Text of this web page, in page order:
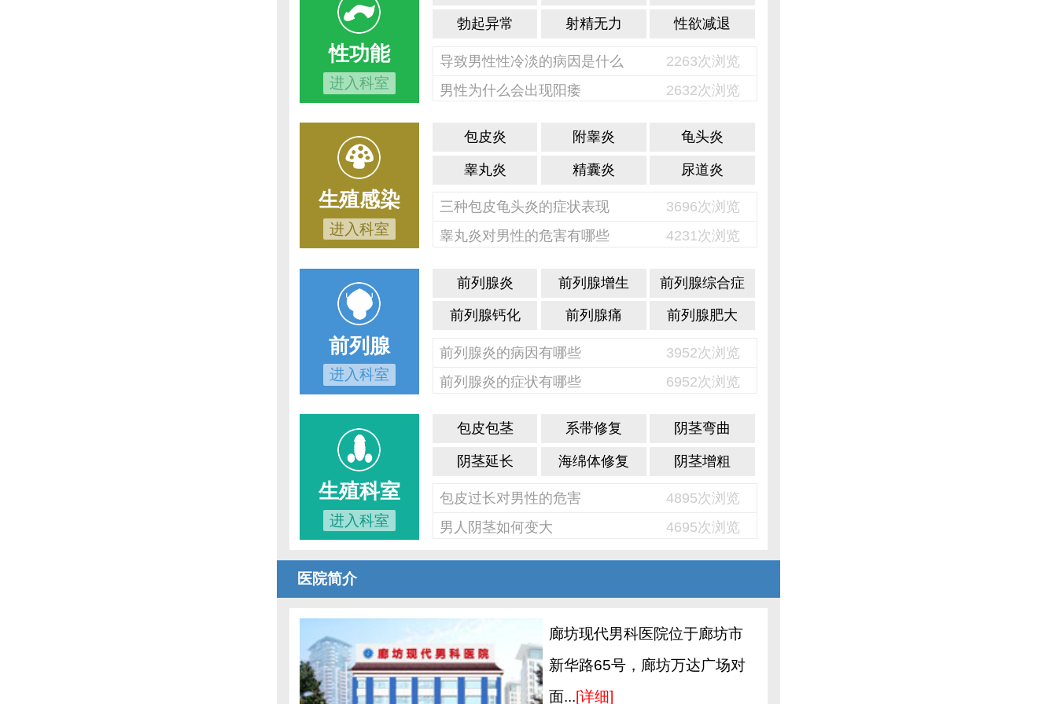
性功能
进入科室
勃起异常 射精无力 性欲减退
导致男性性冷淡的病因是什么
2263次浏览
男性为什么会出现阳痿
2632次浏览
生殖感染
进入科室
包皮炎 附睾炎 龟头炎
睾丸炎 精囊炎 尿道炎
三种包皮龟头炎的症状表现
3696次浏览
睾丸炎对男性的危害有哪些
4231次浏览
前列腺
进入科室
前列腺炎 前列腺增生 前列腺综合症
前列腺钙化 前列腺痛 前列腺肥大
前列腺炎的病因有哪些
3952次浏览
前列腺炎的症状有哪些
6952次浏览
生殖科室
进入科室
包皮包茎 系带修复 阴茎弯曲
阴茎延长 海绵体修复 阴茎增粗
包皮过长对男性的危害
4895次浏览
男人阴茎如何变大
4695次浏览
医院简介
廊坊现代男科医院位于廊坊市
新华路65号，廊坊万达广场对
面...[详细]